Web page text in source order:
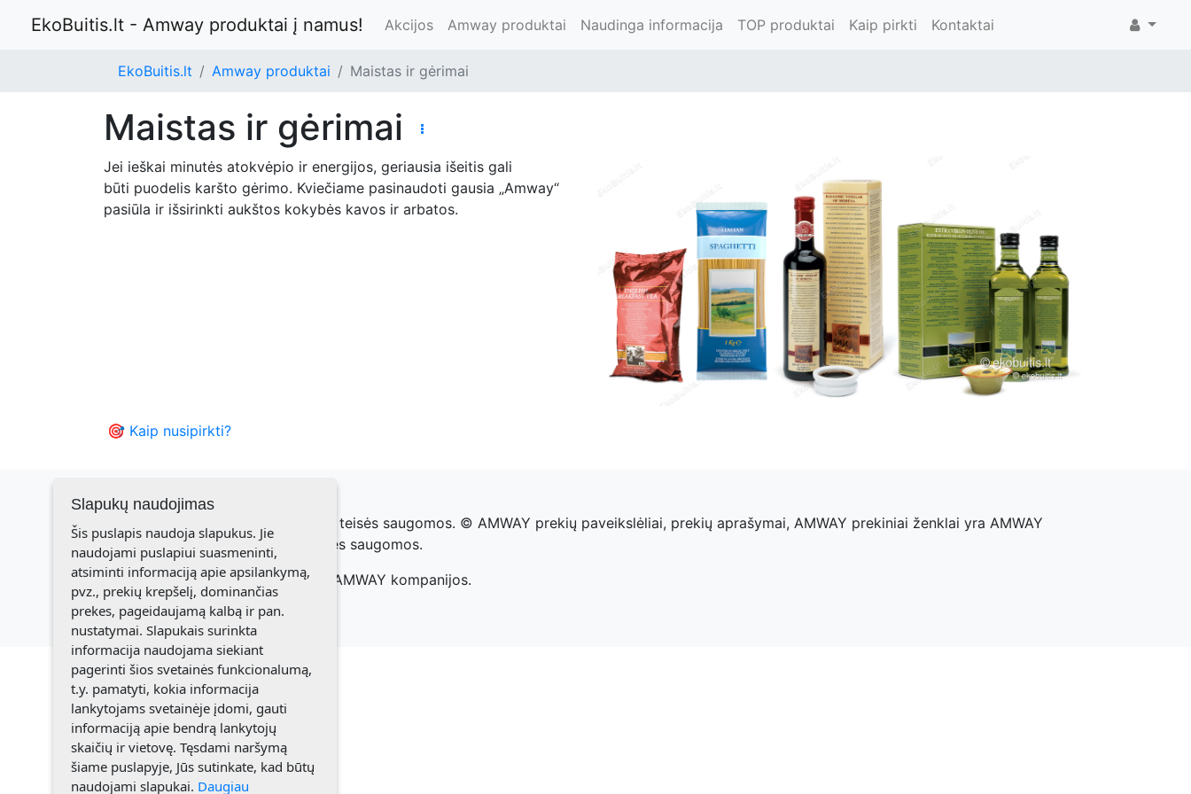
EkoBuitis.lt - Amway produktai į namus! Akcijos Amway produktai Naudinga informacija TOP produktai Kaip pirkti Kontaktai
EkoBuitis.lt Amway produktai Maistas ir gėrimai
Maistas ir gėrimai
Jei ieškai minutės atokvėpio ir energijos, geriausia išeitis gali
būti puodelis karšto gėrimo. Kviečiame pasinaudoti gausia „Amway“
pasiūla ir išsirinkti aukštos kokybės kavos ir arbatos.
🎯 Kaip nusipirkti?
© 2021 Elenutė Misevičienė. Visos teisės saugomos. © AMWAY prekių paveikslėliai, prekių aprašymai, AMWAY prekiniai ženklai yra AMWAY
kompanijos nuosavybė. Visos teisės saugomos.
Puslapis patikrintas ir patvirtintas AMWAY kompanijos.
Slapukų naudojimas
Šis puslapis naudoja slapukus. Jie
naudojami puslapiui suasmeninti,
atsiminti informaciją apie apsilankymą,
pvz., prekių krepšelį, dominančias
prekes, pageidaujamą kalbą ir pan.
nustatymai. Slapukais surinkta
informacija naudojama siekiant
pagerinti šios svetainės funkcionalumą,
t.y. pamatyti, kokia informacija
lankytojams svetainėje įdomi, gauti
informaciją apie bendrą lankytojų
skaičių ir vietovę. Tęsdami naršymą
šiame puslapyje, Jūs sutinkate, kad būtų
naudojami slapukai. Daugiau